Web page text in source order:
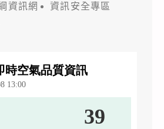
資訊網
資訊安全專區